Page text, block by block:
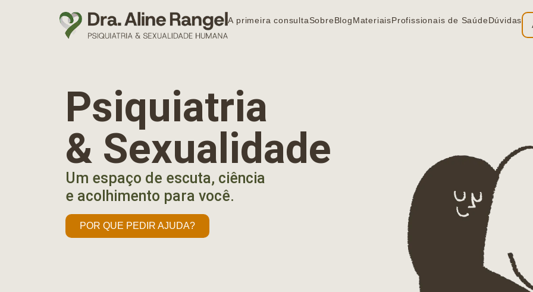
A primeira consultaSobreBlogMateriaisProfissionais de SaúdeDúvidas
Psiquiatria
& Sexualidade
Um espaço de escuta, ciência
e acolhimento para você.
POR QUE PEDIR AJUDA?